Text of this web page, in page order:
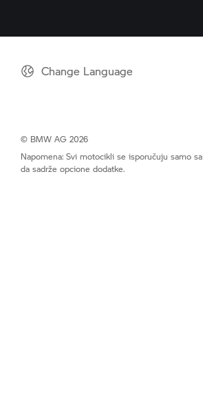
Change Language
© BMW AG 2026
Napomena: Svi motocikli se isporučuju samo
da sadrže opcione dodatke.